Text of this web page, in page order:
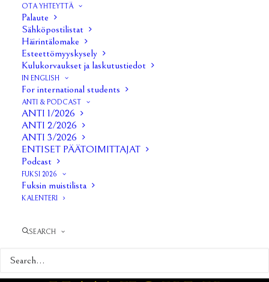
OTA YHTEYTTÄ
Palaute
Sähköpostilistat
Häirintälomake
Esteettömyyskysely
Kulukorvaukset ja laskutustiedot
IN ENGLISH
For international students
ANTI & PODCAST
ANTI 1/2026
ANTI 2/2026
ANTI 3/2026
ENTISET PÄÄTOIMITTAJAT
Podcast
FUKSI 2026
Fuksin muistilista
KALENTERI
SEARCH
Hallituksen kokous 6/2026
uudet paikat ja hinnastot
Hallituksen kokous 7/2026
Hallituksen kokous 8/2026
Hallituksen kokous 9/2026